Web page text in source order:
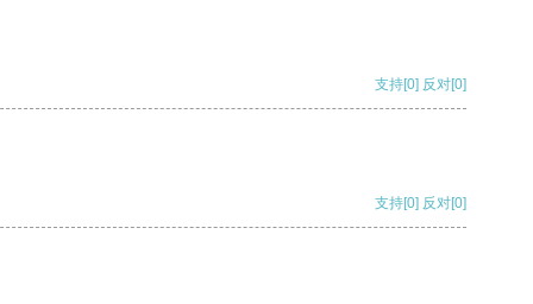
支持[0] 反对[0]
支持[0] 反对[0]